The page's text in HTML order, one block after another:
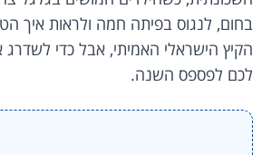
בחום, לנגוס בפיתה חמה ולראות איך
הקיץ הישראלי האמיתי, אבל כדי
לכם לפספס השנה.